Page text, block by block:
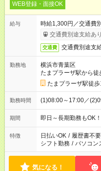
WEB登録・面接OK
給与
時給1,300円／交通費
交通費別途支給あり
交通費 交通費別途支
勤務地
横浜市青葉区
たまプラーザ駅から徒
たまプラーザ駅徒
勤務時間 (1)08:00～17:00／
期間 即日～長期勤務もOK！
特徴 日払いOK / 履歴書不要
シフト勤務 / パソコン
気になる！